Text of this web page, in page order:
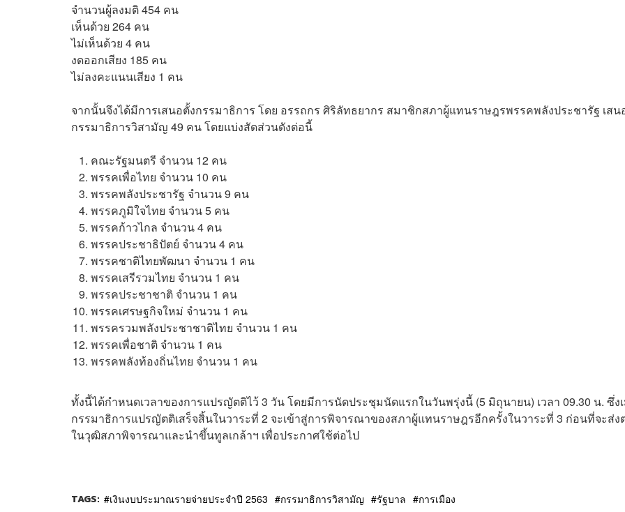
จำนวนผู้ลงมติ 454 คน
เห็นด้วย 264 คน
ไม่เห็นด้วย 4 คน
งดออกเสียง 185 คน
ไม่ลงคะแนนเสียง 1 คน
จากนั้นจึงได้มีการเสนอตั้งกรรมาธิการ โดย อรรถกร ศิริลัทธยากร สมาชิกสภาผู้แทนราษฎรพรรคพลังประชารัฐ เสน
กรรมาธิการวิสามัญ 49 คน โดยแบ่งสัดส่วนดังต่อนี้
คณะรัฐมนตรี จำนวน 12 คน
พรรคเพื่อไทย จำนวน 10 คน
พรรคพลังประชารัฐ จำนวน 9 คน
พรรคภูมิใจไทย จำนวน 5 คน
พรรคก้าวไกล จำนวน 4 คน
พรรคประชาธิปัตย์ จำนวน 4 คน
พรรคชาติไทยพัฒนา จำนวน 1 คน
พรรคเสรีรวมไทย จำนวน 1 คน
พรรคประชาชาติ จำนวน 1 คน
พรรคเศรษฐกิจใหม่ จำนวน 1 คน
พรรครวมพลังประชาชาติไทย จำนวน 1 คน
พรรคเพื่อชาติ จำนวน 1 คน
พรรคพลังท้องถิ่นไทย จำนวน 1 คน
ทั้งนี้ได้กำหนดเวลาของการแปรญัตติไว้ 3 วัน โดยมีการนัดประชุมนัดแรกในวันพรุ่งนี้ (5 มิถุนายน) เวลา 09.30 น. ซึ่ง
กรรมาธิการแปรญัตติเสร็จสิ้นในวาระที่ 2 จะเข้าสู่การพิจารณาของสภาผู้แทนราษฎรอีกครั้งในวาระที่ 3 ก่อนที่จะส่ง
ในวุฒิสภาพิจารณาและนำขึ้นทูลเกล้าฯ เพื่อประกาศใช้ต่อไป
TAGS: เงินงบประมาณรายจ่ายประจำปี 2563 กรรมาธิการวิสามัญ รัฐบาล การเมือง